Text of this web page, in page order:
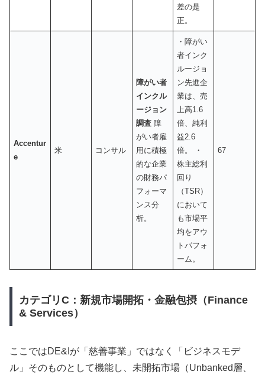
差の是
正。
Accentur
e
米 コンサル
障がい者
インクル
ージョン
調査 障
がい者雇
用に積極
的な企業
の財務パ
フォーマ
ンス分
析。
・障がい
者インク
ルージョ
ン先進企
業は、売
上高1.6
倍、純利
益2.6
倍。 ・
株主総利
回り
（TSR）
において
も市場平
均をアウ
トパフォ
ーム。
67
カテゴリC：新規市場開拓・金融包摂（Finance
& Services）
ここではDE&Iが「慈善事業」ではなく「ビジネスモデ
ル」そのものとして機能し、未開拓市場（Unbanked層、